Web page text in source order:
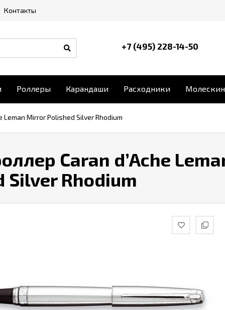
Контакты
+7 (495) 228-14-50
Роллеры Карандаши Расходники
Leman Mirror Polished Silver Rhodium
Caran d’Ache
Silver Rhodium